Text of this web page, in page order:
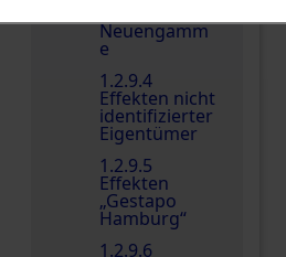
Neuengamm
e
1.2.9.4
Effekten nicht
identifizierter
Eigentümer
1.2.9.5
Effekten
„Gestapo
Hamburg“
1.2.9.6